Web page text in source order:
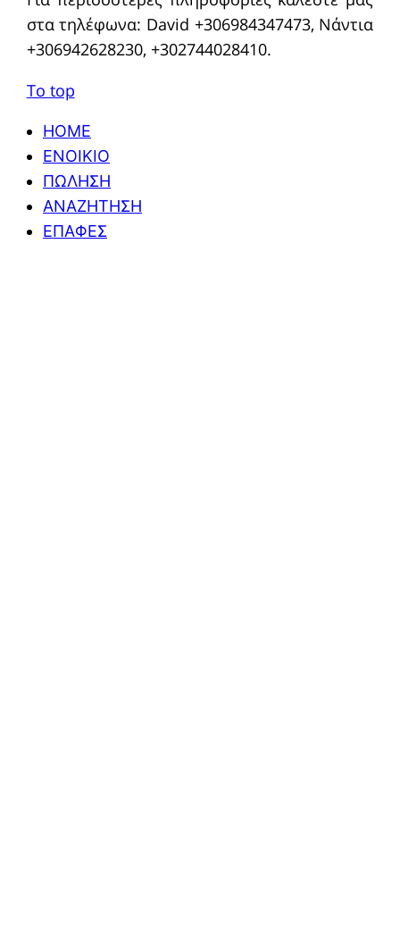
στα τηλέφωνα: David +306984347473, Νάντια
+306942628230, +302744028410.
To top
HOME
ΕΝΟΙΚΙΟ
ΠΩΛΗΣΗ
ΑΝΑΖΗΤΗΣΗ
ΕΠΑΦΕΣ